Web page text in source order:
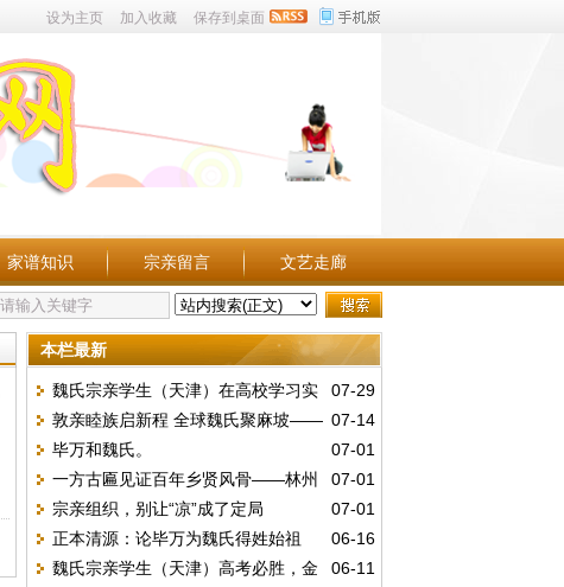
设为主页 加入收藏 保存到桌面
家谱知识 宗亲留言 文艺走廊
本栏最新
07-29
魏氏宗亲学生（天津）在高校学习实
况点滴。
07-14
敦亲睦族启新程 全球魏氏聚麻坡——
第五届世魏恳亲大会暨麻属魏氏公会三十周
年庆典
07-01
毕万和魏氏。
07-01
一方古匾见证百年乡贤风骨——林州
魏庄村发现民国“維持地方”木匾
07-01
宗亲组织，别让“凉”成了定局
06-16
正本清源：论毕万为魏氏得姓始祖
——兼驳“古魏公族为源”说
06-11
魏氏宗亲学生（天津）高考必胜，金